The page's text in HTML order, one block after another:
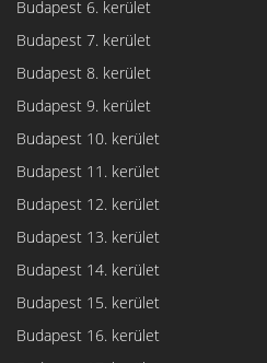
Budapest 6. kerület
Budapest 7. kerület
Budapest 8. kerület
Budapest 9. kerület
Budapest 10. kerület
Budapest 11. kerület
Budapest 12. kerület
Budapest 13. kerület
Budapest 14. kerület
Budapest 15. kerület
Budapest 16. kerület